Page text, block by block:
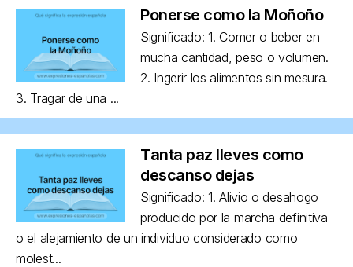
Ponerse como la Moñoño
Significado: 1. Comer o beber en
mucha cantidad, peso o volumen.
2. Ingerir los alimentos sin mesura.
3. Tragar de una ...
Tanta paz lleves como
descanso dejas
Significado: 1. Alivio o desahogo
producido por la marcha definitiva
o el alejamiento de un individuo considerado como
molest...